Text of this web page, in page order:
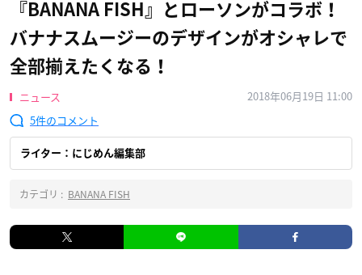
『BANANA FISH』とローソンがコラボ！
バナナスムージーのデザインがオシャレで
全部揃えたくなる！
ニュース
2018年06月19日 11:00
5
ライター：にじめん編集部
カテゴリ : BANANA FISH